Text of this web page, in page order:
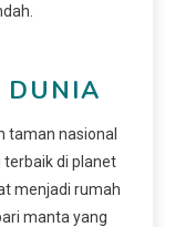
DUNIA
taman nasional
terbaik di planet
menjadi rumah
manta yang